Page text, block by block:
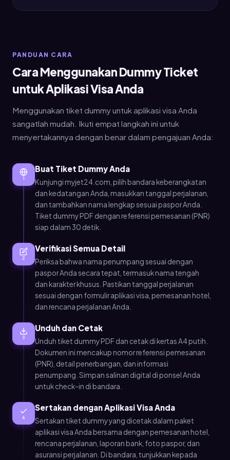
PANDUAN CARA
Cara Menggunakan Dummy Ticket
untuk Aplikasi Visa Anda
Menggunakan tiket dummy untuk aplikasi visa Anda
sangatlah mudah. Ikuti empat langkah ini untuk
menyertakannya dengan benar dalam pengajuan Anda:
1
Buat Tiket Dummy Anda
Kunjungi myjet24.com, pilih bandara keberangkatan
dan kedatangan Anda, masukkan tanggal perjalanan,
dan tambahkan nama lengkap sesuai paspor Anda.
Tiket dummy PDF dengan referensi pemesanan (PNR)
siap dalam 30 detik.
2
Verifikasi Semua Detail
Periksa bahwa nama penumpang sesuai dengan
paspor Anda secara tepat, termasuk nama tengah
dan karakter khusus. Pastikan tanggal perjalanan
sesuai dengan formulir aplikasi visa, pemesanan hotel,
dan rencana perjalanan Anda.
3
Unduh dan Cetak
Unduh tiket dummy PDF dan cetak di kertas A4 putih.
Dokumen ini mencakup nomor referensi pemesanan
(PNR), detail penerbangan, dan informasi
penumpang. Simpan salinan digital di ponsel Anda
untuk check-in di bandara.
4
Sertakan dengan Aplikasi Visa Anda
Sertakan tiket dummy yang dicetak dalam paket
aplikasi visa Anda bersama dengan pemesanan hotel,
rencana perjalanan, laporan bank, foto paspor, dan
asuransi perjalanan. Di bandara, tunjukkan kepada